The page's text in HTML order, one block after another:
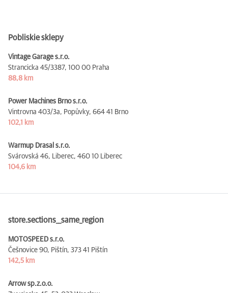
Pobliskie sklepy
Vintage Garage s.r.o.
Strancicka 45/3387, 100 00 Praha
88,8 km
Power Machines Brno s.r.o.
Vintrovna 403/3a, Popůvky, 664 41 Brno
102,1 km
Warmup Drasal s.r.o.
Svárovská 46, Liberec, 460 10 Liberec
104,6 km
store.sections__same_region
MOTOSPEED s.r.o.
Češnovice 90, Pištín, 373 41 Pištín
142,5 km
Arrow sp.z.o.o.